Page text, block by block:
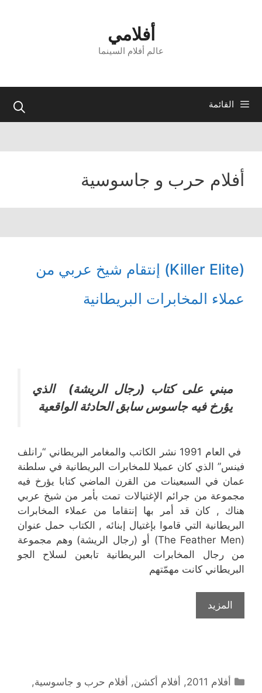
أفلامي
عالم أفلام السينما
القائمة
أفلام حرب و جاسوسية
(Killer Elite) إنتقام شيخ عربي من
عملاء المخابرات البريطانية
مبني على كتاب (رجال الريشة) الذي
يؤرخ فيه جاسوس سابق الحادثة الواقعية
في العام 1991 نشر الكاتب والمغامر البريطاني “رانلف
فينس” الذي كان عميلا للمخابرات البريطانية في سلطنة
عمان في السبعينات من القرن الماضي كتابا يؤرخ فيه
مجموعة من جرائم الإغتيالات تمت بأمر من شيخ عربي
هناك , كان قد أمر بها إنتقاما من عملاء المخابرات
البريطانية التي قاموا بإغتيال إبنائه , الكتاب حمل عنوان
(The Feather Men) أو (رجال الريشة) وهم مجموعة
من رجال المخابرات البريطانية تابعين لسلاح الجو
البريطاني كانت مهمّتهم
المزيد
التصنيفات
أفلام 2011 , أفلام أكشن, أفلام حرب و جاسوسية,